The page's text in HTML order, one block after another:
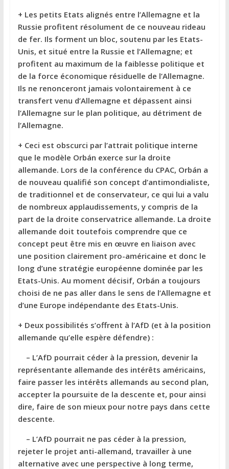
+ Les petits Etats alignés entre l’Allemagne et la
Russie profitent résolument de ce nouveau rideau
de fer. Ils forment un bloc, soutenu par les Etats-
Unis, et situé entre la Russie et l’Allemagne; et
profitent au maximum de la faiblesse politique et
de la force économique résiduelle de l’Allemagne.
Ils ne renonceront jamais volontairement à ce
transfert venu d’Allemagne et dépassent ainsi
l’Allemagne sur le plan politique, au détriment de
l’Allemagne.
+ Ceci est obscurci par l’attrait politique interne
que le modèle Orbán exerce sur la droite
allemande. Lors de la conférence du CPAC, Orbán a
de nouveau qualifié son concept d’antimondialiste,
de traditionnel et de conservateur, ce qui lui a valu
de nombreux applaudissements, y compris de la
part de la droite conservatrice allemande. La droite
allemande doit toutefois comprendre que ce
concept peut être mis en œuvre en liaison avec
une position clairement pro-américaine et donc le
long d’une stratégie européenne dominée par les
Etats-Unis. Au moment décisif, Orbán a toujours
choisi de ne pas aller dans le sens de l’Allemagne et
d’une Europe indépendante des Etats-Unis.
+ Deux possibilités s’offrent à l’AfD (et à la position
allemande qu’elle espère défendre) :
– L’AfD pourrait céder à la pression, devenir la
représentante allemande des intérêts américains,
faire passer les intérêts allemands au second plan,
accepter la poursuite de la descente et, pour ainsi
dire, faire de son mieux pour notre pays dans cette
descente.
– L’AfD pourrait ne pas céder à la pression,
rejeter le projet anti-allemand, travailler à une
alternative avec une perspective à long terme,